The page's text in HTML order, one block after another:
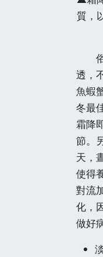
質，
俗
透，
魚蝦
冬最
霜降
節。
天，
使得
對流
化，
做好